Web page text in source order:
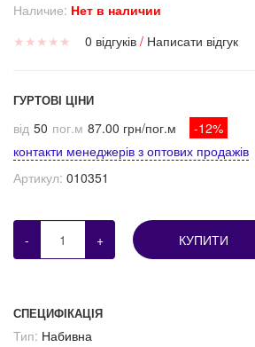
Наличие: Нет в наличии
★ ★ ★ ★ ★ 0 відгуків / Написати відгук
ГУРТОВІ ЦІНИ
від 50 пог.м 87.00 грн/пог.м
-12%
контакти менеджерів з оптових продажів
Артикул: 010351
- + КУПИТИ
СПЕЦИФІКАЦІЯ
Тип: Набивна